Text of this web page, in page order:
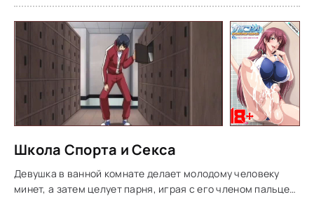
Школа Спорта и Секса
Девушка в ванной комнате делает молодому человеку
минет, а затем целует парня, играя с его членом пальцем.